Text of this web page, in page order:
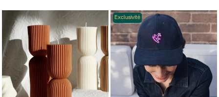
Exclusivité